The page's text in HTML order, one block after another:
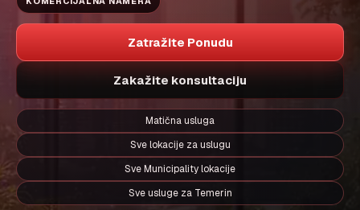
Zatražite Ponudu
Zakažite konsultaciju
Matična usluga
Sve lokacije za uslugu
Sve Municipality lokacije
Sve usluge za Temerin